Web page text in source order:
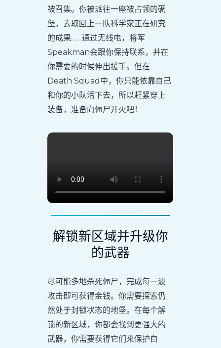
被召集。你被派往一座被占领的碉
堡，去取回上一队科学家正在研究
的成果……通过无线电，将军
Speakman会跟你保持联系，并在
你需要的时候伸出援手。但在
Death Squad中，你只能依靠自己
和你的小队活下去，所以赶紧穿上
装备，准备向僵尸开火吧！
解锁新区域并升级你
的武器
尽可能多地杀死僵尸，完成每一波
攻击即可获得金钱。你需要探索仍
然处于封锁状态的地堡。在每个解
锁的新区域，你都会找到更强大的
武器，你需要获得它们来保护自